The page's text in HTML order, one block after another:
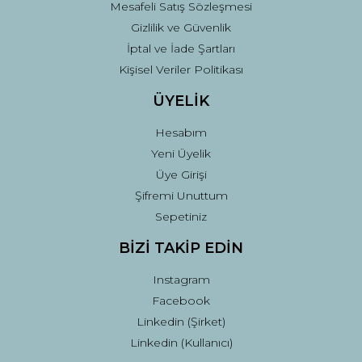
Mesafeli Satış Sözleşmesi
Gizlilik ve Güvenlik
İptal ve İade Şartları
Kişisel Veriler Politikası
ÜYELİK
Hesabım
Yeni Üyelik
Üye Girişi
Şifremi Unuttum
Sepetiniz
BİZİ TAKİP EDİN
Instagram
Facebook
Linkedin (Şirket)
Linkedin (Kullanıcı)